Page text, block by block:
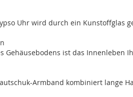
Uhr wird durch ein Kunstoffglas
Gehäusebodens ist das
Armband kombiniert lange